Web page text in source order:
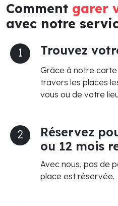
Comment garer
avec notre
1 Trouvez
Grâce à notre
travers les places
vous ou de votre
2
Réservez
ou 12 mois
Avec nous, pas de
place est réservée.